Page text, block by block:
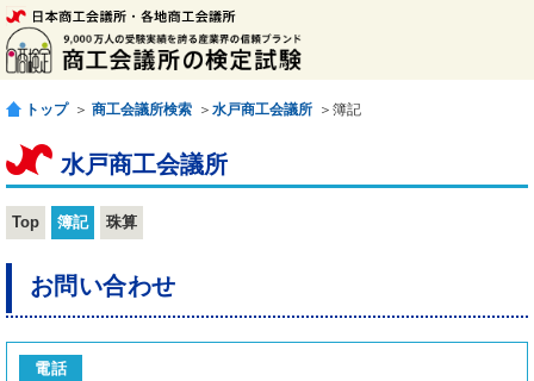
トップ ＞ 商工会議所検索 ＞ 水戸商工会議所 ＞簿記
水戸商工会議所
Top 簿記 珠算
お問い合わせ
電話